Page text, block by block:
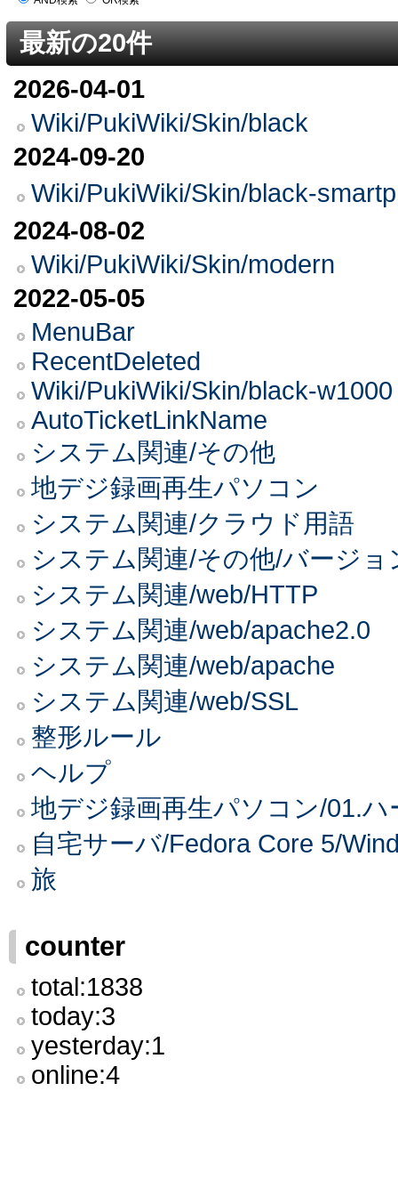
最新の20件
2026-04-01
Wiki/PukiWiki/Skin/black
2024-09-20
Wiki/PukiWiki/Skin/black-
2024-08-02
Wiki/PukiWiki/Skin/modern
2022-05-05
MenuBar
RecentDeleted
Wiki/PukiWiki/Skin/black-w1000
AutoTicketLinkName
システム関連/その他
地デジ録画再生パソコン
システム関連/クラウド用語
システム関連/その他/バージョ
システム関連/web/HTTP
システム関連/web/apache2.0
システム関連/web/apache
システム関連/web/SSL
整形ルール
ヘルプ
地デジ録画再生パソコン/01.ハ
自宅サーバ/Fedora Core 5/
旅
counter
total:1838
today:3
yesterday:1
online:4